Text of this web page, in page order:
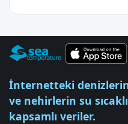
İnternetteki
ve nehirlerin su
kapsamlı veriler.